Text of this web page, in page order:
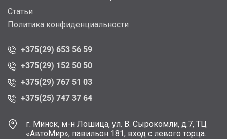
Статьи
Политика конфиденциальности
+375(29) 653 56 59
+375(29) 152 50 50
+375(29) 767 51 03
+375(25) 747 37 64
г. Минск, м-н Лошица, ул. В. Сырокомли, д.7, ТЦ
«АвтоМир», павильон 181, вход с левого торца.